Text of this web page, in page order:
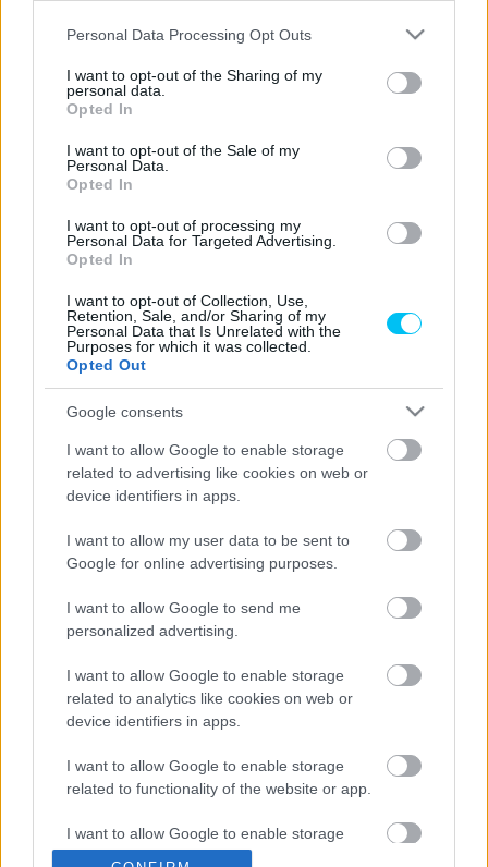
Please note that this website/app uses one or more Google
not limited to your visit or usage behaviour. You may click to
grant or deny consent to Google and its third-party tags to
use your data for below specified purposes in below Google
consent section.
Personal Data Processing Opt Outs
I want to opt-out of the Sharing of my
personal data.
Opted In
I want to opt-out of the Sale of my
Personal Data.
Opted In
I want to opt-out of processing my
Personal Data for Targeted Advertising.
Opted In
I want to opt-out of Collection, Use,
Retention, Sale, and/or Sharing of my
Personal Data that Is Unrelated with the
Purposes for which it was collected.
Opted Out
Google consents
I want to allow Google to enable storage
related to advertising like cookies on web or
device identifiers in apps.
I want to allow my user data to be sent to
Google for online advertising purposes.
I want to allow Google to send me
personalized advertising.
I want to allow Google to enable storage
related to analytics like cookies on web or
device identifiers in apps.
I want to allow Google to enable storage
related to functionality of the website or app.
I want to allow Google to enable storage
MotoGP-motorral, Valenciában. Új csapattársa, Pol
Espargaró is készül.
motorra pattanjak.”– mondta a világbajnok a
SPEEDWEEK.com-nak adott interjújában.
„Nagyon izgatott vagyok az első futam miatt, nem tudom
pontosan, mire számíthatok. A MotoGP mindig is az
álmom volt. Mindig is voltak bizonyos elképzeléseim
ezekről a motorokról. Most mindez valósággá válik.
Nagyon várom már ezt a kihívást.”
Az új-zélandi Paul Trevathan ismét Pol Espargaró mellett
áll csapatfőnökként, ahogyan négy évig, 2017 és 2020
„Pol versenyhétvégi beállításaival kezdjük, és
mindenekelőtt gondoskodunk arról, hogy ergonómiai
szempontból kényelmes legyen. Van egy motorunk a
2022-es motorelosztásból, amely még életének elején jár.”
– ismertette Trevathan.
próbálni. Ez a 2023-as gyári versenygép első változata. A
lehető legjobban beállítottuk az üléspozíciót Pol számára,
ezt hétfő reggel megtettük; de amikor rajta ül majd,
minden teljesen másképp fog kinézni.”